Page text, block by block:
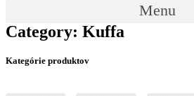
Menu
Category: Kuffa
Kategórie produktov